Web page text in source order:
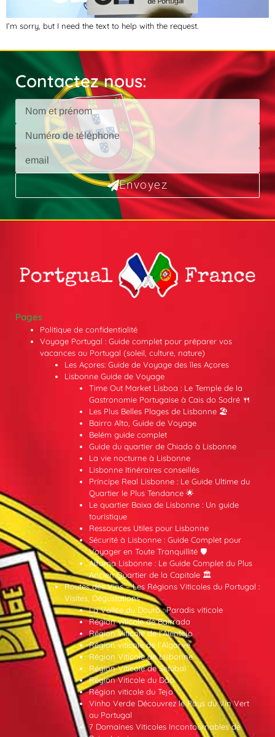
I’m sorry, but I need the text to help with the request.
Contactez nous:
Envoyez
Pages
Politique de confidentialité
Voyage Portugal : Guide complet pour préparer vos
vacances au Portugal (soleil, culture, nature)
Les Açores: Guide de Voyage des îles Açores
Lisbonne Guide de Voyage
Time Out Market Lisboa : Le Temple de la
Gastronomie Portugaise à Cais do Sodré 🍴
Les Plus Belles Plages de Lisbonne 🏖️
Bairro Alto, Guide de Voyage
Belém guide complet
Guide du quartier de Chiado à Lisbonne
La vie nocturne à Lisbonne
Lisbonne Itinéraires conseillés
Príncipe Real Lisbonne : Le Guide Ultime du
Quartier le Plus Tendance 🌟
Le quartier Baixa de Lisbonne : Un guide
touristique
Ressources Utiles pour Lisbonne
Sécurité à Lisbonne : Guide Complet pour
Voyager en Toute Tranquillité 🛡️
Alfama Lisbonne : Le Guide Complet du Plus
Ancien Quartier de la Capitale 🏛️
Routes des Vins – Les Régions Viticoles du Portugal :
Visites, Dégustations
La Vallée du Douro : Paradis viticole
Région viticole de Bairrada
Région Viticole de l’Alentejo
Région viticole de l’Algarve
Région Viticole de Lisbonne
Région Viticole de Setúbal
Région Viticole du Dão
Région viticole du Tejo
Vinho Verde Découvrez le Pays du Vin Vert
au Portugal
7 Domaines Viticoles Incontournables de